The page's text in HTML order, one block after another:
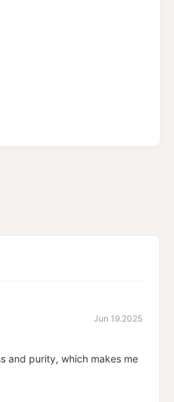
Jun 19.2025
and purity, which makes me